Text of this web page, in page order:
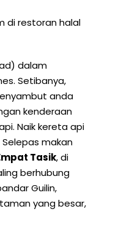
di restoran halal
dalam
Setibanya,
anda
kenderaan
Naik kereta api
Selepas makan
Tasik, di
berhubung
Guilin,
yang besar,